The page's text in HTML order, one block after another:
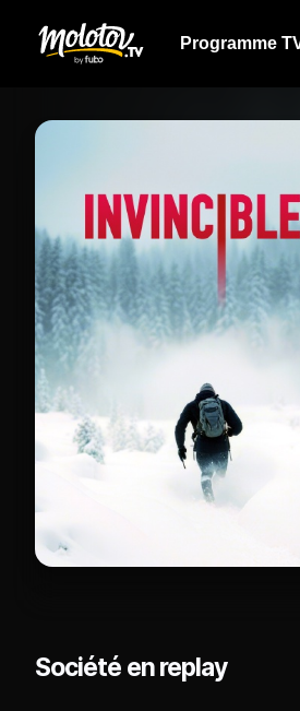
Programme
Société en replay